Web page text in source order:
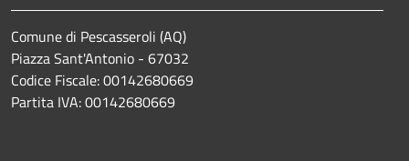
Comune di Pescasseroli (AQ)
Piazza Sant'Antonio - 67032
Codice Fiscale: 00142680669
Partita IVA: 00142680669